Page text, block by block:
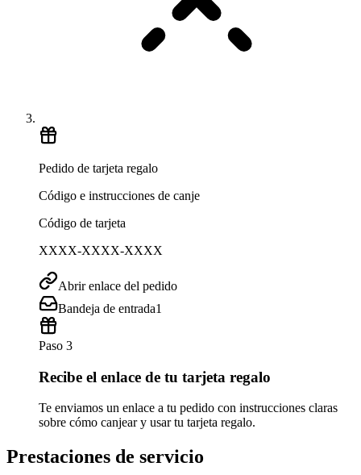
Pedido de tarjeta regalo
Código e instrucciones de canje
Código de tarjeta
XXXX-XXXX-XXXX
Abrir enlace del pedido
Bandeja de entrada1
Paso 3
Recibe el enlace de tu tarjeta regalo
Te enviamos un enlace a tu pedido con instrucciones claras
sobre cómo canjear y usar tu tarjeta regalo.
Prestaciones de servicio